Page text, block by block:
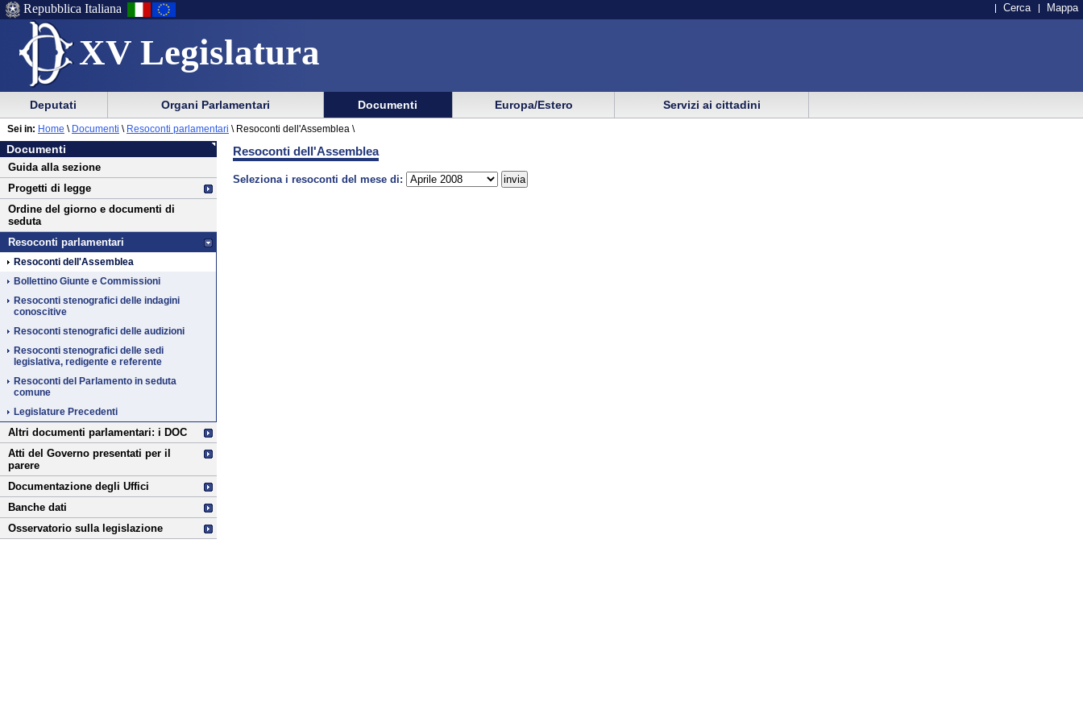
XV Legislatura
Menu
di
ausilio
alla
navigazione
Menu
di
navigazione
principale
Repubblica Italiana Cerca Mappa
Menu
di
navigazione
principale
menu
di
sezione
Deputati Organi Parlamentari Documenti Europa/Estero Servizi ai cittadini
Documenti
Vai
al
contenuto
Documenti
Guida alla sezione
Progetti di legge
Ordine del giorno e documenti di
seduta
Resoconti parlamentari
Resoconti dell'Assemblea
Bollettino Giunte e Commissioni
Resoconti stenografici delle indagini
conoscitive
Resoconti stenografici delle audizioni
Resoconti stenografici delle sedi
legislativa, redigente e referente
Resoconti del Parlamento in seduta
comune
Legislature Precedenti
Altri documenti parlamentari: i DOC
Atti del Governo presentati per il
parere
Documentazione degli Uffici
Banche dati
Osservatorio sulla legislazione
Sei in: Home \ Documenti \ Resoconti parlamentari \ Resoconti dell'Assemblea \
Resoconti dell'Assemblea
Seleziona i resoconti del mese di: